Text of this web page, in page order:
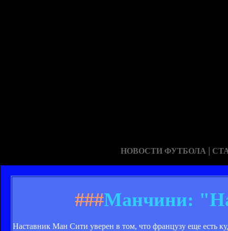
НОВОСТИ ФУТБОЛА |
###Манчини:
Наставник Ман Сити уверен в том, что французу еще есть